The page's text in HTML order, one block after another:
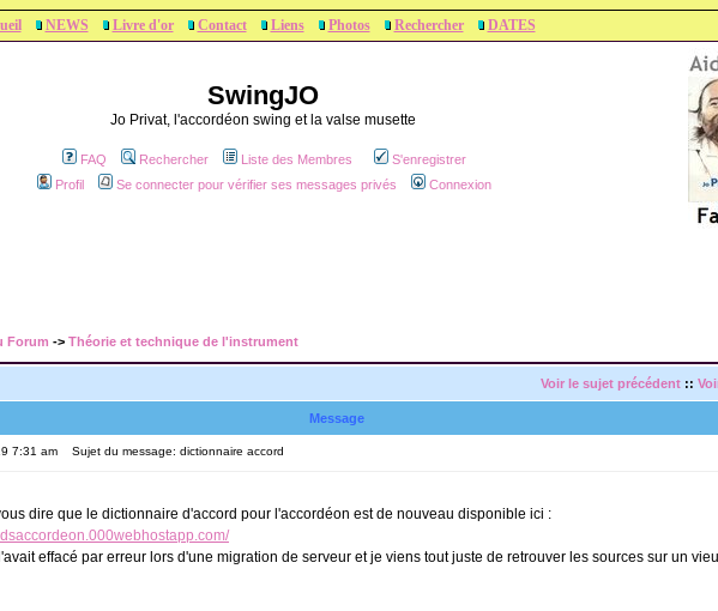
NEWS Livre d'or Contact Liens Photos Rechercher DATES
SwingJO
Jo Privat, l'accordéon swing et la valse musette
FAQ Rechercher Liste des Membres
S'enregistrer
Profil
Se connecter pour vérifier ses messages privés Connexion
Forum -> Théorie et technique de l'instrument
Voir le sujet précédent ::
Message
7:31 am Sujet du message: dictionnaire accord
dire que le dictionnaire d'accord pour l'accordéon est de nouveau disponible ici :
effacé par erreur lors d'une migration de serveur et je viens tout juste de retrouver les sources sur un